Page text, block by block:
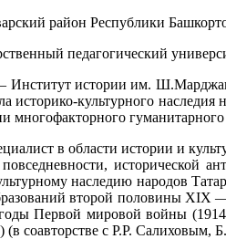
район Республики
педагогический
– Институт истории им.
историко-культурного
в области истории и
исторической
наследию народов
второй половины XIX
Первой мировой войны
соавторстве с Р.Р.